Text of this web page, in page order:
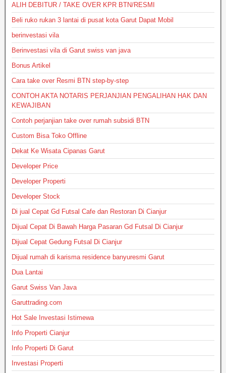
ALIH DEBITUR / TAKE OVER KPR BTN/RESMI
Beli ruko rukan 3 lantai di pusat kota Garut Dapat Mobil
berinvestasi vila
Berinvestasi vila di Garut swiss van java
Bonus Artikel
Cara take over Resmi BTN step-by-step
CONTOH AKTA NOTARIS PERJANJIAN PENGALIHAN HAK DAN
KEWAJIBAN
Contoh perjanjian take over rumah subsidi BTN
Custom Bisa Toko Offline
Dekat Ke Wisata Cipanas Garut
Developer Price
Developer Properti
Developer Stock
Di jual Cepat Gd Futsal Cafe dan Restoran Di Cianjur
Dijual Cepat Di Bawah Harga Pasaran Gd Futsal Di Cianjur
Dijual Cepat Gedung Futsal Di Cianjur
Dijual rumah di karisma residence banyuresmi Garut
Dua Lantai
Garut Swiss Van Java
Garuttrading.com
Hot Sale Investasi Istimewa
Info Properti Cianjur
Info Properti Di Garut
Investasi Properti